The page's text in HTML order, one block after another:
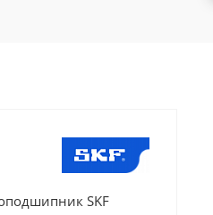
SKF